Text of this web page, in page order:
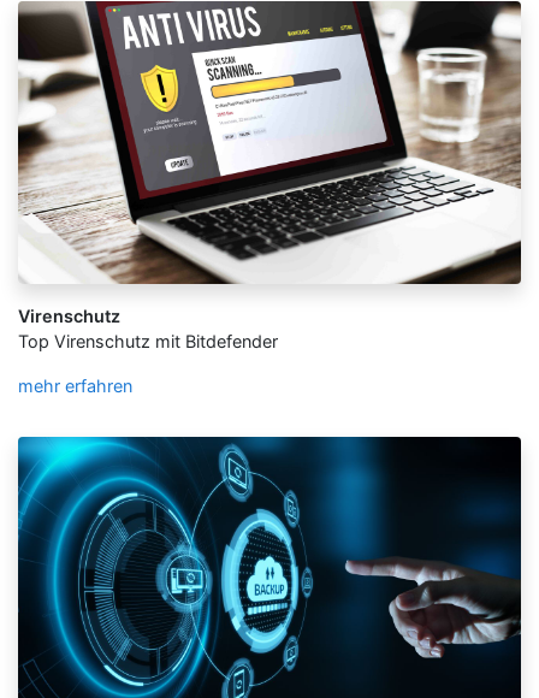
Virenschutz
Top Virenschutz mit Bitdefender
mehr erfahren